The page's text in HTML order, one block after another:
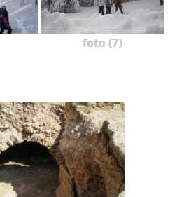
foto (7)